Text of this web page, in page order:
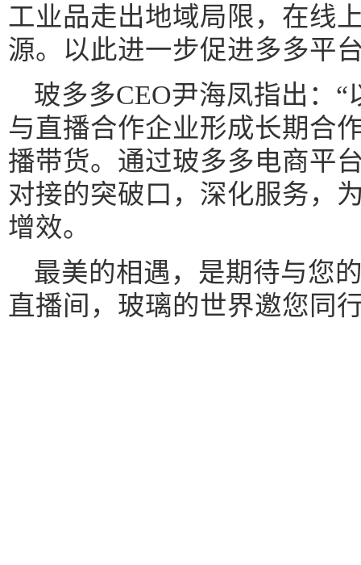
工业品走出地域局限，在线
源。以此进一步促进多多平
玻多多CEO尹海凤指出：
与直播合作企业形成长期合
播带货。通过玻多多电商平
对接的突破口，深化服务，
增效。
最美的相遇，是期待与您
直播间，玻璃的世界邀您同